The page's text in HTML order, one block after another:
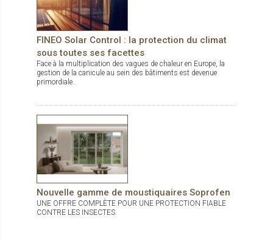
FINEO Solar Control : la protection du climat
sous toutes ses facettes
Face à la multiplication des vagues de chaleur en Europe, la
gestion de la canicule au sein des bâtiments est devenue
primordiale.
Nouvelle gamme de moustiquaires Soprofen
UNE OFFRE COMPLÈTE POUR UNE PROTECTION FIABLE
CONTRE LES INSECTES